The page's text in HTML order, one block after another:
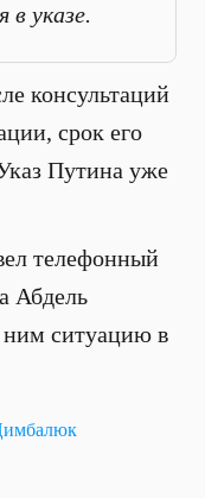
указе.
консультаций
срок его
Путина уже
телефонный
Абдель
ним ситуацию в